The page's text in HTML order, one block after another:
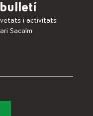
i activitats
Sacalm